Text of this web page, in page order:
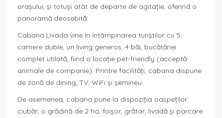
orașului, și totuși atât de departe de agitație, oferind o
panoramă deosebită.
Cabana Livada vine în întâmpinarea turiștilor cu 5
camere duble, un living generos, 4 băi, bucătăriei
complet utilată, fiind o locație pet-friendly (acceptă
animale de companie). Printre facilități, cabana dispune
de zonă de dining, TV, WiFi și șemineu.
De asemenea, cabana pune la dispoziția oaspeților
ciubăr, o grădină de 2 ha, foișor, grătar, livadă și parcare